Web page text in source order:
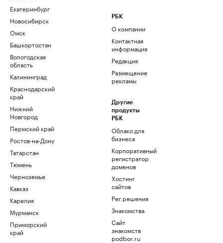
Екатеринбург
Новосибирск
Омск
Башкортостан
Вологодская
область
Калининград
Краснодарский
край
Нижний
Новгород
Пермский край
Ростов-на-Дону
Татарстан
Тюмень
Черноземье
Кавказ
Карелия
Мурманск
Приморский
край
РБК
О компании
Контактная
информация
Редакция
Размещение
рекламы
Другие
продукты
РБК
Облако для
бизнеса
Корпоративный
регистратор
доменов
Хостинг
сайтов
Рег.решения
Знакомства
Сайт
знакомств
podbor.ru